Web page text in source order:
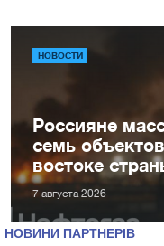
НОВОСТИ
Россияне
семь
востоке
7 августа 2026